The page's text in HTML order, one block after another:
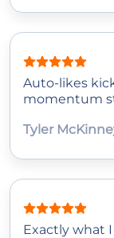
Auto‑likes
momentum
Tyler
Exactly what